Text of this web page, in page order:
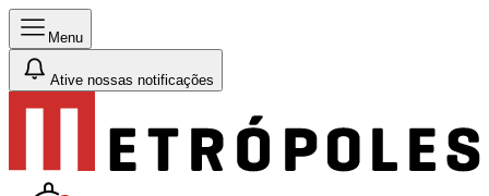
Menu
Ative nossas notificações